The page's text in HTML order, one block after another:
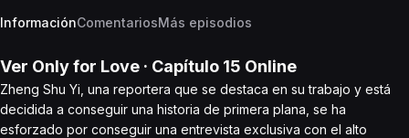
InformaciónComentariosMás episodios
Ver Only for Love · Capítulo 15 Online
Zheng Shu Yi, una reportera que se destaca en su trabajo y está
decidida a conseguir una historia de primera plana, se ha
esforzado por conseguir una entrevista exclusiva con el alto